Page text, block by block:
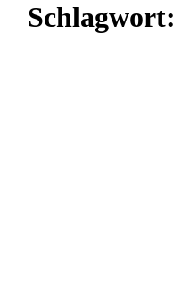
Schlagwort: